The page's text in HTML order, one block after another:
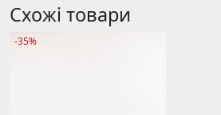
Схожі товари
-35%